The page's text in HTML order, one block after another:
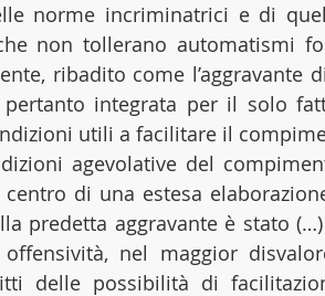
norme incriminatrici e di
non tollerano automatismi
ribadito come l’aggravante
integrata per il solo
utili a facilitare il
agevolative del
di una estesa
predetta aggravante è stato
nel maggior
delle possibilità di